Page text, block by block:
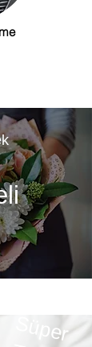
S
ü
p
e
r
e
k